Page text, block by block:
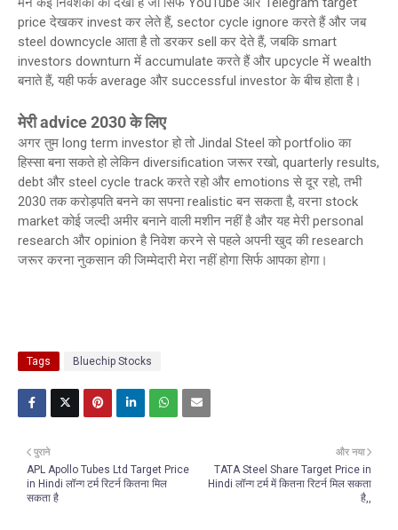
price देखकर invest कर लेते हैं, sector cycle ignore करते हैं और जब
steel downcycle आता है तो डरकर sell कर देते हैं, जबकि smart
investors downturn में accumulate करते हैं और upcycle में wealth
बनाते हैं, यही फर्क average और successful investor के बीच होता है।
मेरी advice 2030 के लिए
अगर तुम long term investor हो तो Jindal Steel को portfolio का
हिस्सा बना सकते हो लेकिन diversification जरूर रखो, quarterly results,
debt और steel cycle track करते रहो और emotions से दूर रहो, तभी
2030 तक करोड़पति बनने का सपना realistic बन सकता है, वरना stock
market कोई जल्दी अमीर बनाने वाली मशीन नहीं है और यह मेरी personal
research और opinion है निवेश करने से पहले अपनी खुद की research
जरूर करना नुकसान की जिम्मेदारी मेरा नहीं होगा सिर्फ आपका होगा।
Tags Bluechip Stocks
और नया
TATA Steel Share Target Price in
Hindi लॉन्ग टर्म में कितना रिटर्न मिल सकता
है,,
पुराने
APL Apollo Tubes Ltd Target Price
in Hindi लॉन्ग टर्म रिटर्न कितना मिल
सकता है